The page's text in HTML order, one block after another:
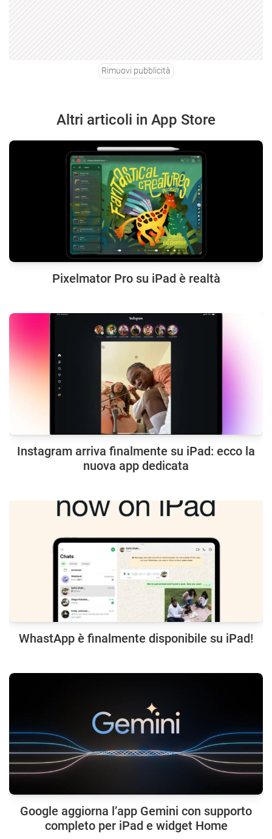
Rimuovi pubblicità
Altri articoli in App Store
Pixelmator Pro su iPad è realtà
Instagram arriva finalmente su iPad: ecco la
nuova app dedicata
WhastApp è finalmente disponibile su iPad!
Google aggiorna l’app Gemini con supporto
completo per iPad e widget Home